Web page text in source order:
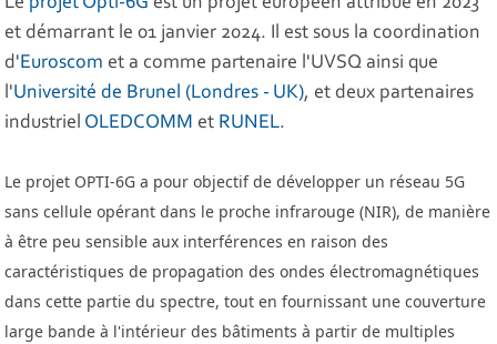
et démarrant le 01 janvier 2024. Il est sous la coordination
d'Euroscom et a comme partenaire l'UVSQ ainsi que
l'Université de Brunel (Londres - UK), et deux partenaires
industriel OLEDCOMM et RUNEL.
Le projet OPTI-6G a pour objectif de développer un réseau 5G
sans cellule opérant dans le proche infrarouge (NIR), de manière
à être peu sensible aux interférences en raison des
caractéristiques de propagation des ondes électromagnétiques
dans cette partie du spectre, tout en fournissant une couverture
large bande à l'intérieur des bâtiments à partir de multiples